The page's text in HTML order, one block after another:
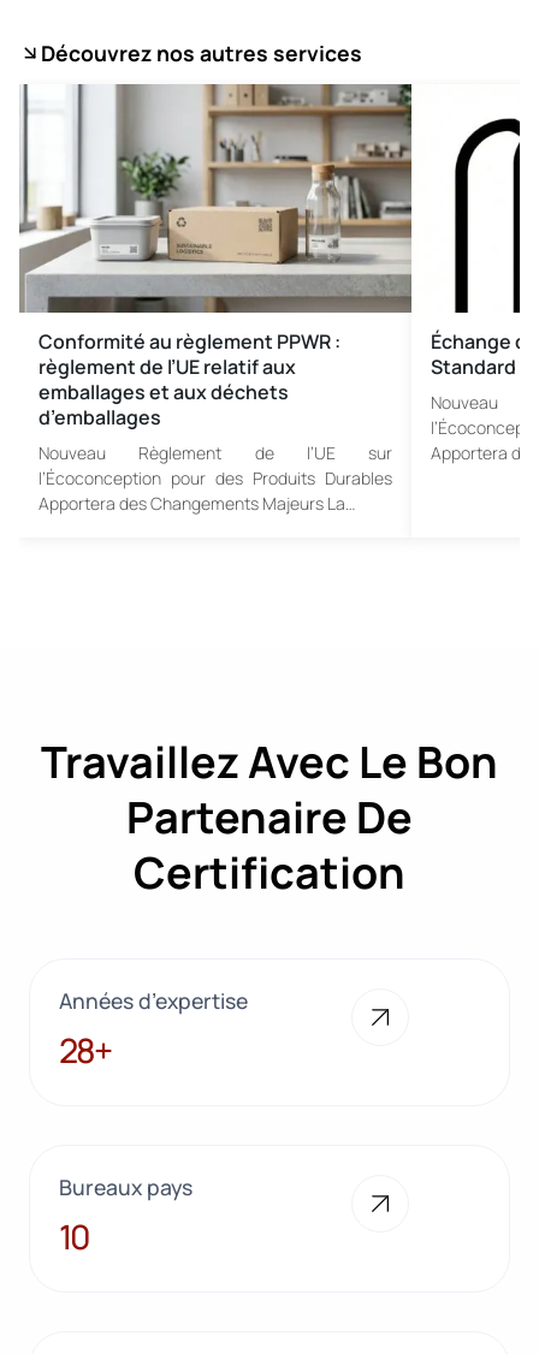
Découvrez nos autres services
Conformité au règlement PPWR :
règlement de l’UE relatif aux
emballages et aux déchets
d’emballages
Nouveau Règlement de l’UE sur
l’Écoconception pour des Produits Durables
Apportera des Changements Majeurs La…
Échange
Standard
Nouveau
Apportera
Travaillez Avec Le Bon
Partenaire De
Certification
Années d’expertise
28+
28+
Bureaux pays
10
10